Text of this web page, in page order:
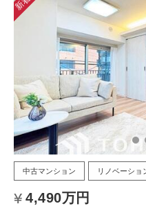
中古マンション リノベーショ
4,490万円